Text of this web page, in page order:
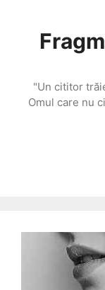
conținut
"Un cititor
Omul care nu